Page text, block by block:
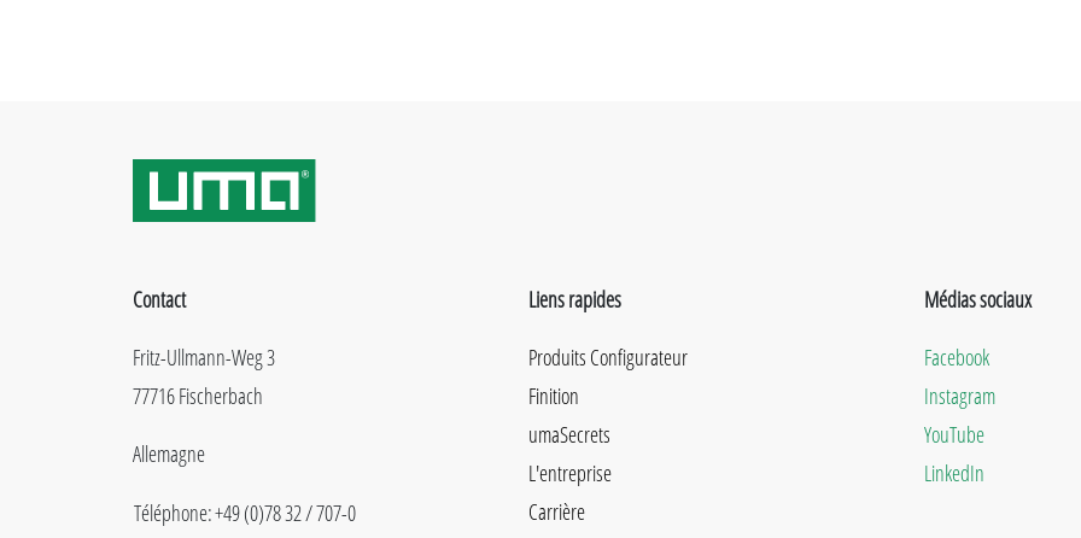
Contact
Fritz-Ullmann-Weg 3
77716 Fischerbach
Allemagne
Téléphone:+49 (0)78 32 / 707-0
Liens rapides
Produits Configurateur
Finition
umaSecrets
L'entreprise
Carrière
Médias sociaux
Facebook
Instagram
YouTube
LinkedIn